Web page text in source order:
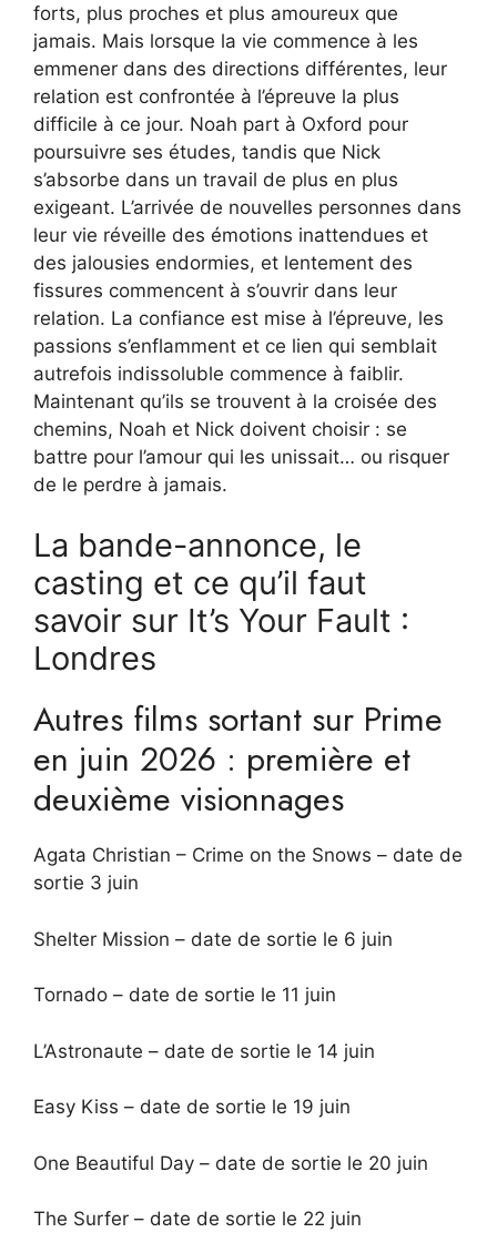
forts, plus proches et plus amoureux que
jamais. Mais lorsque la vie commence à les
emmener dans des directions différentes, leur
relation est confrontée à l’épreuve la plus
difficile à ce jour. Noah part à Oxford pour
poursuivre ses études, tandis que Nick
s’absorbe dans un travail de plus en plus
exigeant. L’arrivée de nouvelles personnes dans
leur vie réveille des émotions inattendues et
des jalousies endormies, et lentement des
fissures commencent à s’ouvrir dans leur
relation. La confiance est mise à l’épreuve, les
passions s’enflamment et ce lien qui semblait
autrefois indissoluble commence à faiblir.
Maintenant qu’ils se trouvent à la croisée des
chemins, Noah et Nick doivent choisir : se
battre pour l’amour qui les unissait… ou risquer
de le perdre à jamais.
La bande-annonce, le
casting et ce qu’il faut
savoir sur It’s Your Fault :
Londres
Autres films sortant sur Prime
en juin 2026 : première et
deuxième visionnages
Agata Christian – Crime on the Snows – date de
sortie 3 juin
Shelter Mission – date de sortie le 6 juin
Tornado – date de sortie le 11 juin
L’Astronaute – date de sortie le 14 juin
Easy Kiss – date de sortie le 19 juin
One Beautiful Day – date de sortie le 20 juin
The Surfer – date de sortie le 22 juin